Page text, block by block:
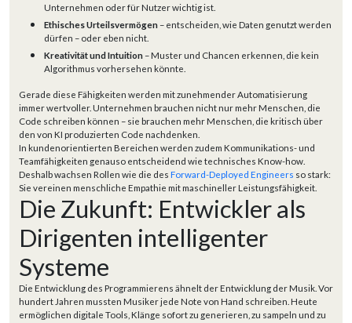
Unternehmen oder für Nutzer wichtig ist.
Ethisches Urteilsvermögen – entscheiden, wie Daten genutzt werden
dürfen – oder eben nicht.
Kreativität und Intuition – Muster und Chancen erkennen, die kein
Algorithmus vorhersehen könnte.
Gerade diese Fähigkeiten werden mit zunehmender Automatisierung
immer wertvoller. Unternehmen brauchen nicht nur mehr Menschen, die
Code schreiben können – sie brauchen mehr Menschen, die kritisch über
den von KI produzierten Code nachdenken.
In kundenorientierten Bereichen werden zudem Kommunikations- und
Teamfähigkeiten genauso entscheidend wie technisches Know-how.
Deshalb wachsen Rollen wie die des Forward-Deployed Engineers so stark:
Sie vereinen menschliche Empathie mit maschineller Leistungsfähigkeit.
Die Zukunft: Entwickler als
Dirigenten intelligenter
Systeme
Die Entwicklung des Programmierens ähnelt der Entwicklung der Musik. Vor
hundert Jahren mussten Musiker jede Note von Hand schreiben. Heute
ermöglichen digitale Tools, Klänge sofort zu generieren, zu sampeln und zu